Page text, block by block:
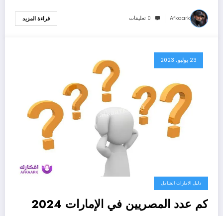
Afkaark 0 تعليقات قراءة المزيد
23 يوليو، 2023
دليل الامارات الشامل
كم عدد المصريين في الإمارات 2024